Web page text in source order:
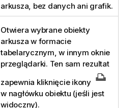
arkusza, bez danych ani grafik.
Otwiera wybrane obiekty
arkusza w formacie
tabelarycznym, w innym oknie
przeglądarki. Ten sam rezultat
zapewnia kliknięcie ikony
w nagłówku obiektu (jeśli jest
widoczny).